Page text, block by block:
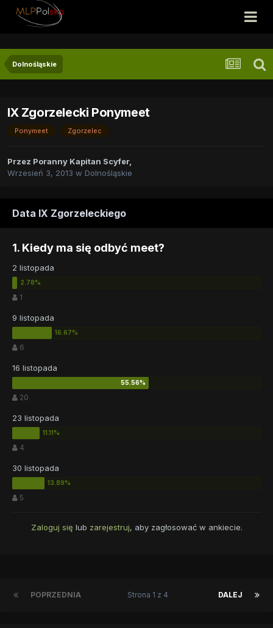
Dolnośląskie
IX Zgorzelecki Ponymeet
Ponymeet Zgorzelec
Przez Poranny Kapitan Scyfer,
Wrzesień 3, 2013 w Dolnośląskie
Data IX Zgorzeleckiego
1. Kiedy ma się odbyć meet?
2 listopada
1
9 listopada
6
16 listopada
20
23 listopada
4
30 listopada
5
Zaloguj się lub zarejestruj, aby zagłosować w ankiecie.
POPRZEDNIA DALEJ
Strona 1 z 4